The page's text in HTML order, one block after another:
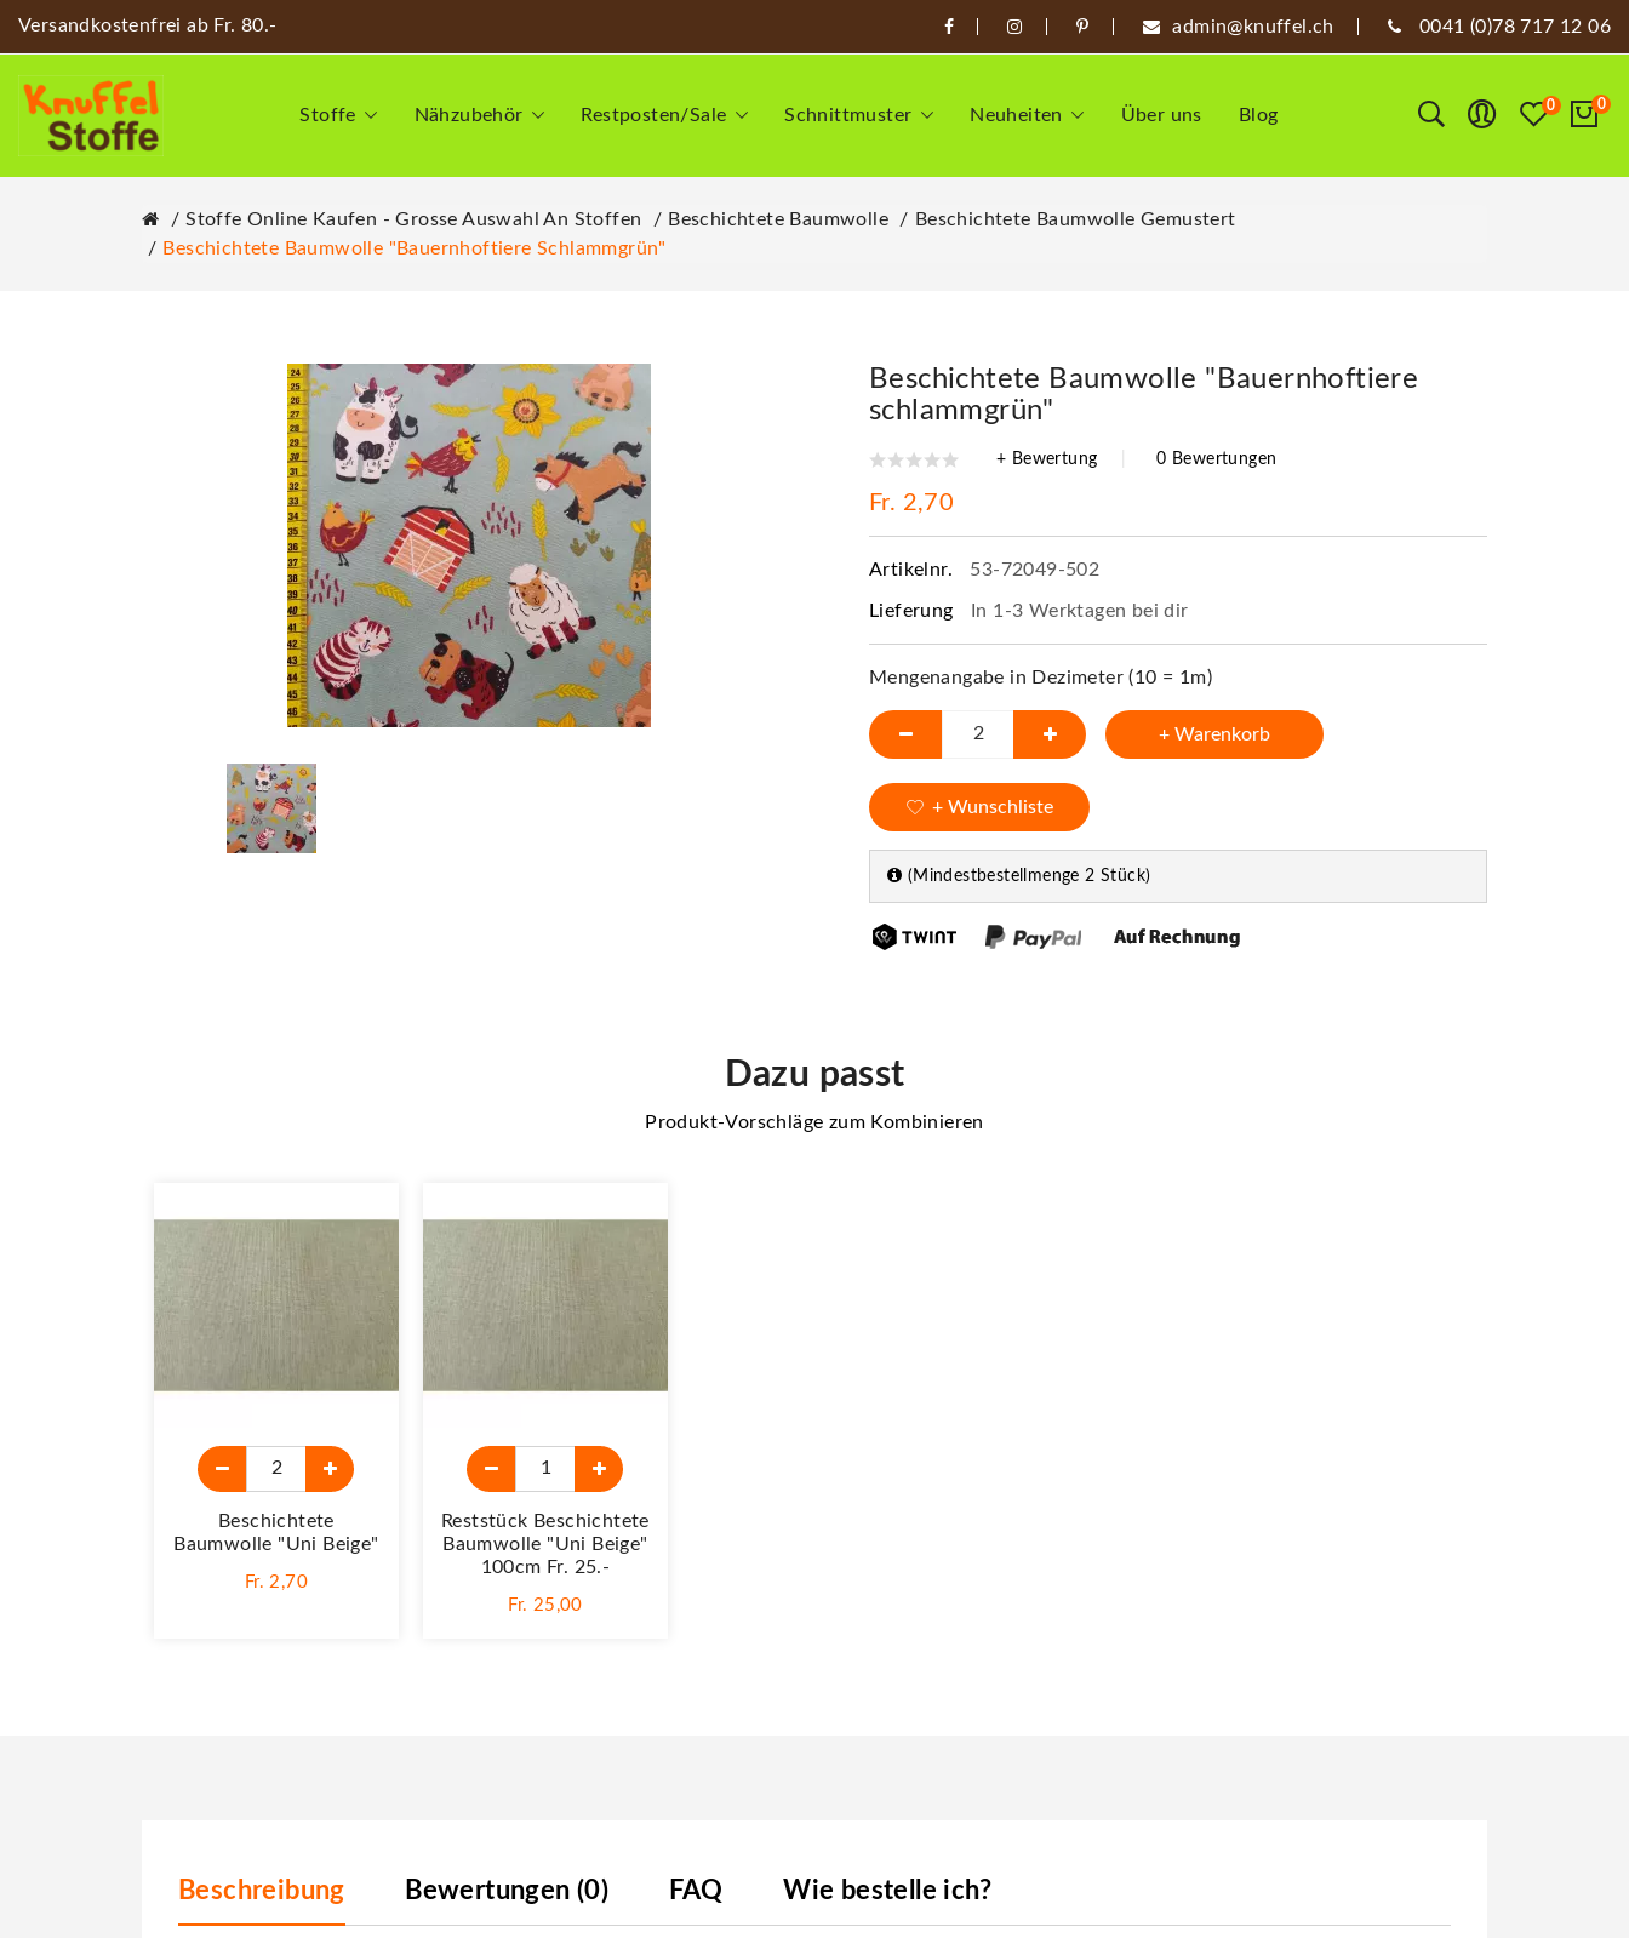
Versandkostenfrei ab Fr. 80.- admin@knuffel.ch 0041 (0)78 717 12 06
Stoffe Nähzubehör Restposten/Sale Schnittmuster Neuheiten Über uns Blog 0 0
Stoffe Online Kaufen - Grosse Auswahl An Stoffen Beschichtete Baumwolle
Beschichtete Baumwolle Gemustert
Beschichtete Baumwolle "Bauernhoftiere Schlammgrün"
Beschichtete Baumwolle "Bauernhoftiere
schlammgrün"
+ Bewertung 0 Bewertungen
Fr. 2,70
Artikelnr. 53-72049-502
Lieferung In 1-3 Werktagen bei dir
Mengenangabe in Dezimeter (10 = 1m)
+ Warenkorb
+ Wunschliste
(Mindestbestellmenge 2 Stück)
Dazu passt
Produkt-Vorschläge zum Kombinieren
Beschichtete
Baumwolle "Uni Beige"
Fr. 2,70
Reststück Beschichtete
Baumwolle "Uni Beige"
100cm Fr. 25.-
Fr. 25,00
Beschreibung Bewertungen (0) FAQ Wie bestelle ich?